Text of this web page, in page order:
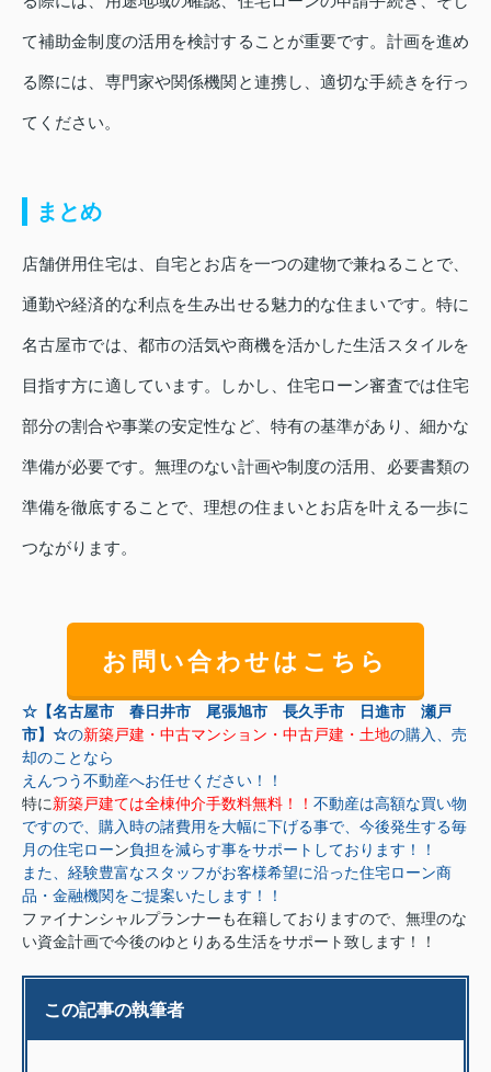
て補助金制度の活用を検討することが重要です。計画を進め
る際には、専門家や関係機関と連携し、適切な手続きを行っ
てください。
まとめ
店舗併用住宅は、自宅とお店を一つの建物で兼ねることで、
通勤や経済的な利点を生み出せる魅力的な住まいです。特に
名古屋市では、都市の活気や商機を活かした生活スタイルを
目指す方に適しています。しかし、住宅ローン審査では住宅
部分の割合や事業の安定性など、特有の基準があり、細かな
準備が必要です。無理のない計画や制度の活用、必要書類の
準備を徹底することで、理想の住まいとお店を叶える一歩に
つながります。
お問い合わせはこちら
☆【名古屋市 春日井市 尾張旭市 長久手市 日進市 瀬戸
市】☆の新築戸建・中古マンション・中古戸建・土地の購入、売
却のことなら
えんつう不動産へお任せください！！
特に新築戸建ては全棟仲介手数料無料！！ 不動産は高額な買い物
ですので、購入時の諸費用を大幅に下げる事で、今後発生する毎
月の住宅ローン負担を減らす事をサポートしております！！
また、経験豊富なスタッフがお客様希望に沿った住宅ローン商
品・金融機関をご提案いたします！！
ファイナンシャルプランナーも在籍しておりますので、無理のな
い資金計画で今後のゆとりある生活をサポート致します！！
この記事の執筆者